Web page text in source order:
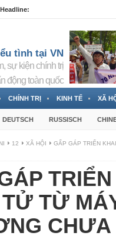
Headline:
tình tại VN
sự kiện chính trị
động toàn quốc
CHÍNH TRỊ KINH TẾ XÃ
DEUTSCH RUSSISCH
12 XÃ HỘI
GẤP GÁP TRIỂN
TỪ
CHƯA